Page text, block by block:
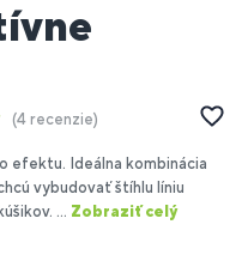
4 recenzie
efektu. Ideálna kombinácia
vybudovať štíhlu líniu
... Zobraziť celý